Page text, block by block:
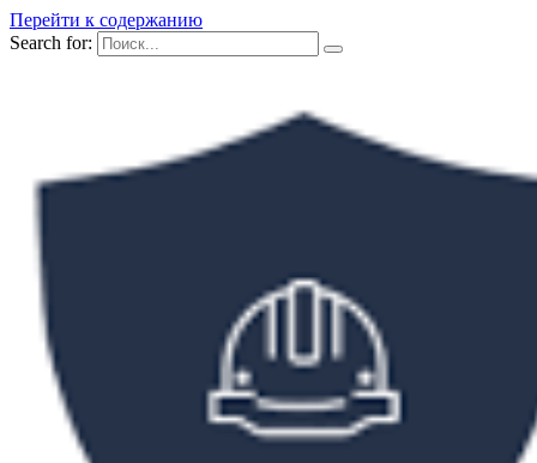
Перейти к содержанию
Search for: